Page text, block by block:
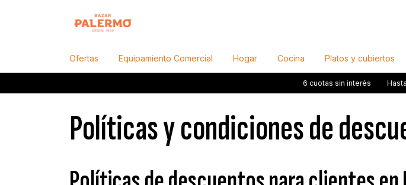
Ofertas Equipamiento Comercial Hogar Cocina Platos y cubiertos
6 cuotas sin interés Hasta $7.000
Políticas y condiciones de